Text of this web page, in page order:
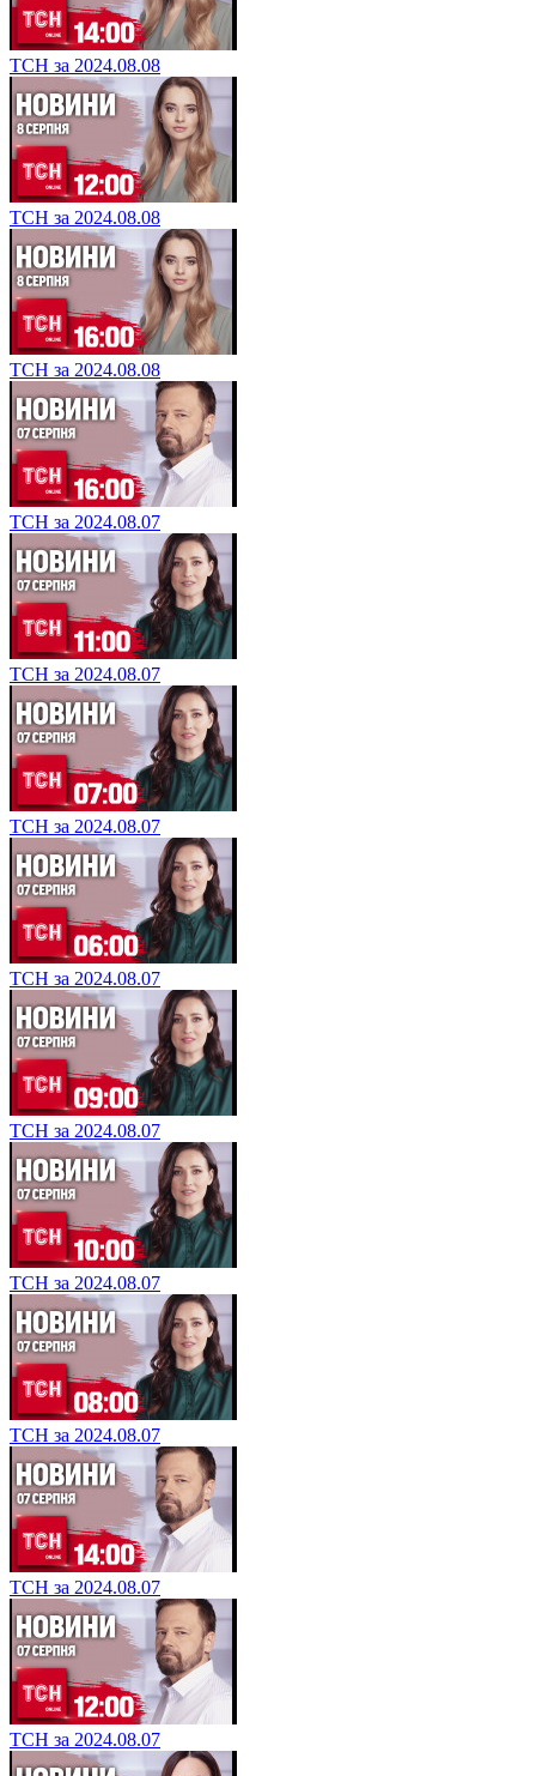
ТСН за 2024.08.08
ТСН за 2024.08.08
ТСН за 2024.08.08
ТСН за 2024.08.07
ТСН за 2024.08.07
ТСН за 2024.08.07
ТСН за 2024.08.07
ТСН за 2024.08.07
ТСН за 2024.08.07
ТСН за 2024.08.07
ТСН за 2024.08.07
ТСН за 2024.08.07